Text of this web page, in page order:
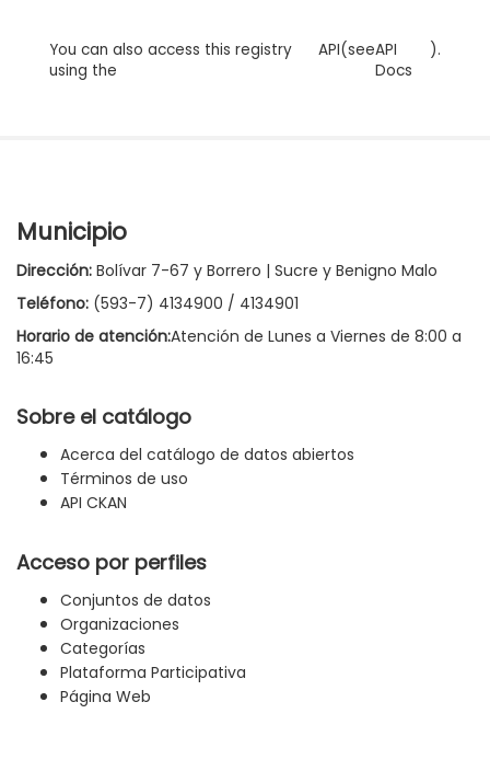
You can also access this registry
using the
API(seeAPI
Docs
).
Municipio
Dirección: Bolívar 7-67 y Borrero | Sucre y Benigno Malo
Teléfono: (593-7) 4134900 / 4134901
Horario de atención:Atención de Lunes a Viernes de 8:00 a
16:45
Sobre el catálogo
Acerca del catálogo de datos abiertos
Términos de uso
API CKAN
Acceso por perfiles
Conjuntos de datos
Organizaciones
Categorías
Plataforma Participativa
Página Web